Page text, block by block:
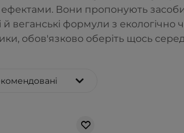
Вони пропонують
й веганські формули з
обов'язково оберіть щось